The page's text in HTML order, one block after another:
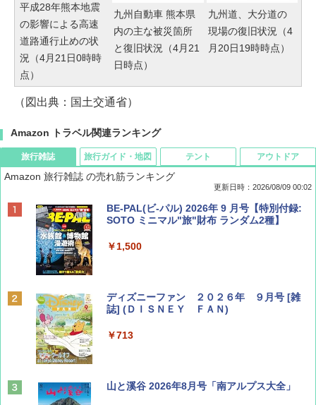
平成28年熊本地震
の影響による高速
道路通行止めの状
況（4月21日0時時
点）
九州自動車 熊本県
内の主な被災箇所
と復旧状況（4月21
日時点）
九州道、大分道の
現場の復旧状況（4
月20日19時時点）
（図出典：国土交通省）
Amazon トラベル関連ランキング
旅行雑誌
Amazon 旅行雑誌 の売れ筋ランキング
更新日時：2026/08/09 00:02
BE-PAL(ビ-パル) 2026年 9 月号【特別付録:
SOTO ミニマル"旅"財布 ランダム2種】
￥1,500
ディズニーファン ２０２６年 ９月号 [雑
誌] (ＤＩＳＮＥＹ ＦＡＮ)
￥713
山と溪谷 2026年8月号「南アルプス大全」
旅行ガイド・地図 テント アウトドア